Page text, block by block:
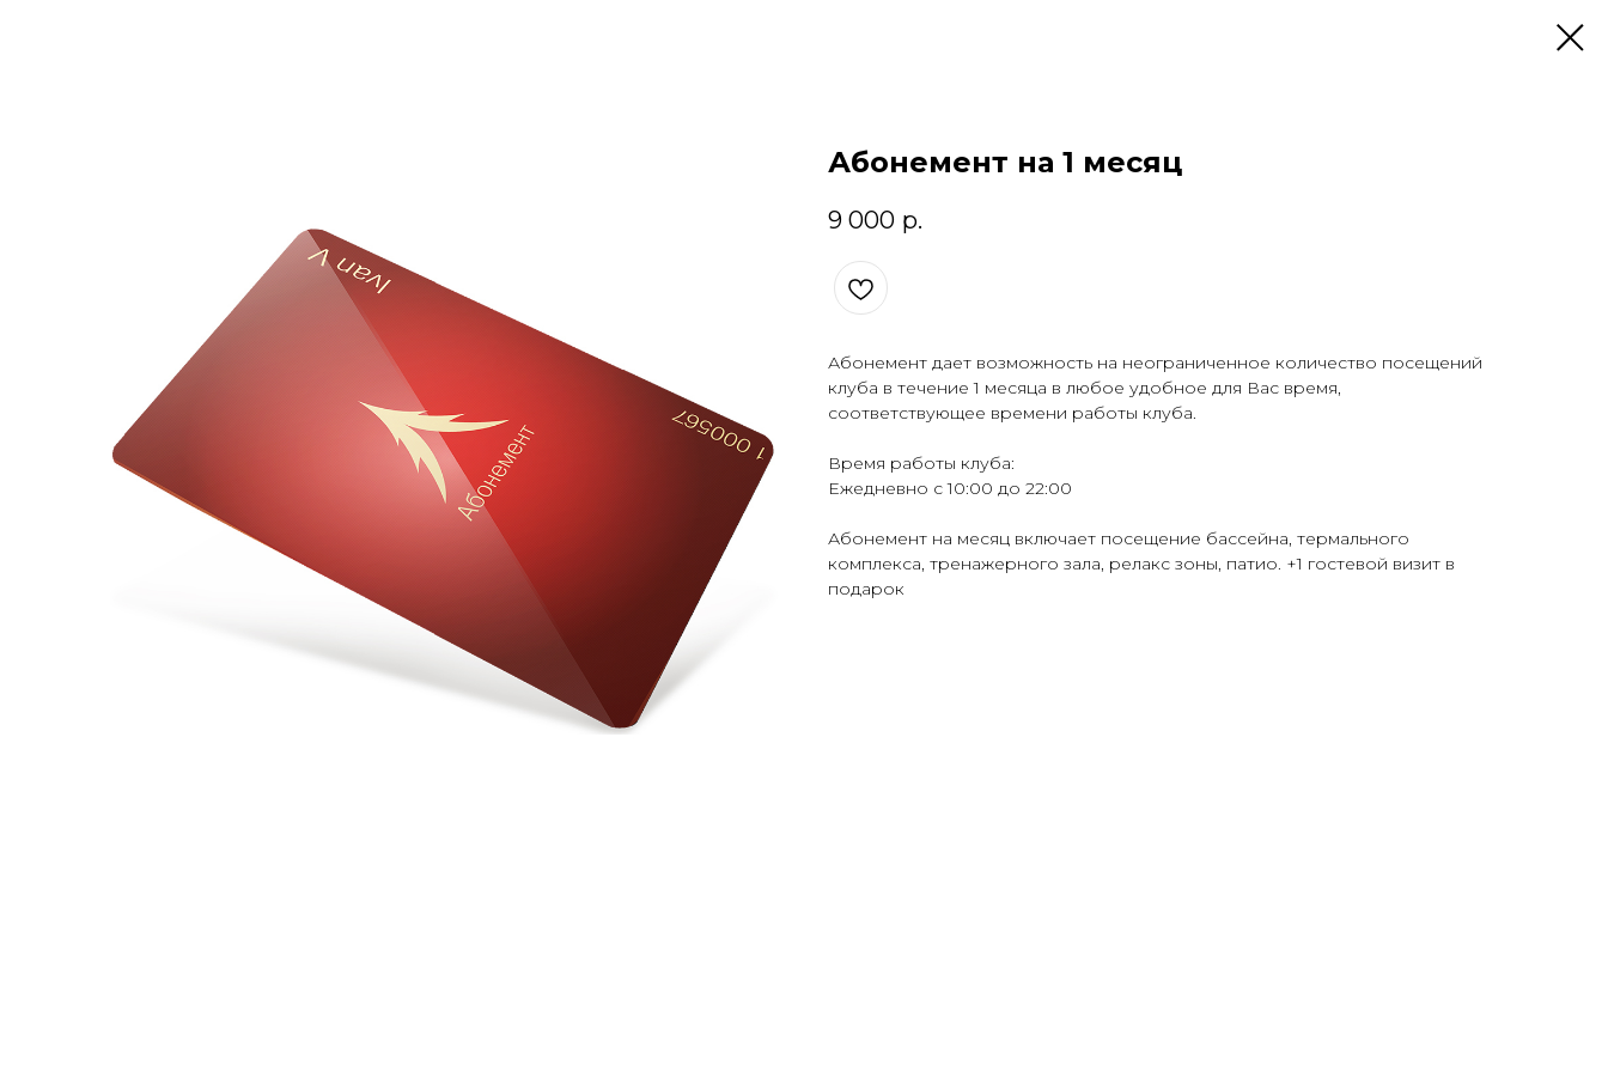
Абонемент на 1 месяц
9 000 р.
Абонемент дает возможность на неограниченное количество посещений
клуба в течение 1 месяца в любое удобное для Вас время,
соответствующее времени работы клуба.
Время работы клуба:
Ежедневно c 10:00 до 22:00
Абонемент на месяц включает посещение бассейна, термального
комплекса, тренажерного зала, релакс зоны, патио. +1 гостевой визит в
подарок